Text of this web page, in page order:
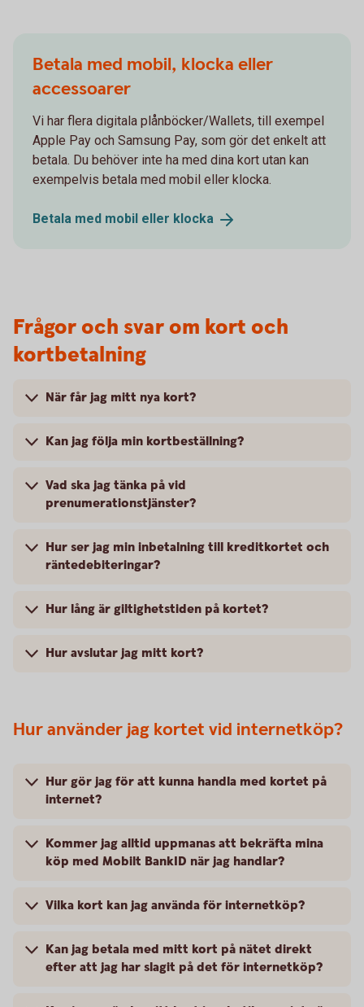
Betala med mobil, klocka eller
accessoarer
Vi har flera digitala plånböcker/Wallets, till exempel
Apple Pay och Samsung Pay, som gör det enkelt att
betala. Du behöver inte ha med dina kort utan kan
exempelvis betala med mobil eller klocka.
Betala med mobil eller klocka
Frågor och svar om kort och
kortbetalning
När får jag mitt nya kort?
Kan jag följa min kortbeställning?
Vad ska jag tänka på vid
prenumerationstjänster?
Hur ser jag min inbetalning till kreditkortet och
räntedebiteringar?
Hur lång är giltighetstiden på kortet?
Hur avslutar jag mitt kort?
Hur använder jag kortet vid internetköp?
Hur gör jag för att kunna handla med kortet på
internet?
Kommer jag alltid uppmanas att bekräfta mina
köp med Mobilt BankID när jag handlar?
Vilka kort kan jag använda för internetköp?
Kan jag betala med mitt kort på nätet direkt
efter att jag har slagit på det för internetköp?